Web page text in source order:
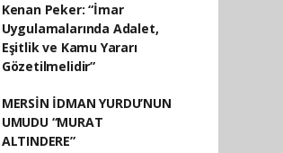
Kenan Peker: “İmar
Uygulamalarında Adalet,
Eşitlik ve Kamu Yararı
Gözetilmelidir”
MERSİN İDMAN YURDU’NUN
UMUDU “MURAT
ALTINDERE”